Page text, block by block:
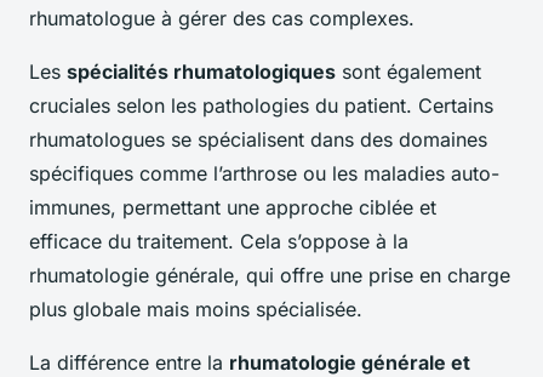
rhumatologue à gérer des cas complexes.
Les spécialités rhumatologiques sont également
cruciales selon les pathologies du patient. Certains
rhumatologues se spécialisent dans des domaines
spécifiques comme l’arthrose ou les maladies auto-
immunes, permettant une approche ciblée et
efficace du traitement. Cela s’oppose à la
rhumatologie générale, qui offre une prise en charge
plus globale mais moins spécialisée.
La différence entre la rhumatologie générale et